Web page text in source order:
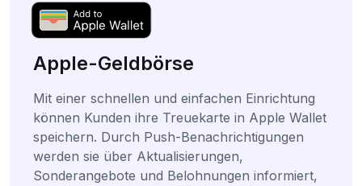
Apple-Geldbörse
Mit einer schnellen und einfachen Einrichtung
können Kunden ihre Treuekarte in Apple Wallet
speichern. Durch Push-Benachrichtigungen
werden sie über Aktualisierungen,
Sonderangebote und Belohnungen informiert,